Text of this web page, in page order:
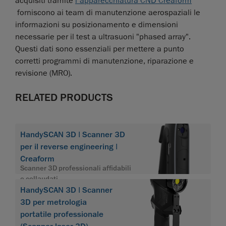
forniscono ai team di manutenzione aerospaziali le
informazioni su posizionamento e dimensioni
necessarie per il test a ultrasuoni "phased array".
Questi dati sono essenziali per mettere a punto
corretti programmi di manutenzione, riparazione e
revisione (MRO).
RELATED PRODUCTS
HandySCAN 3D | Scanner 3D
per il reverse engineering |
Creaform
Scanner 3D professionali affidabili
e collaudati
HandySCAN 3D | Scanner
3D per metrologia
portatile professionale